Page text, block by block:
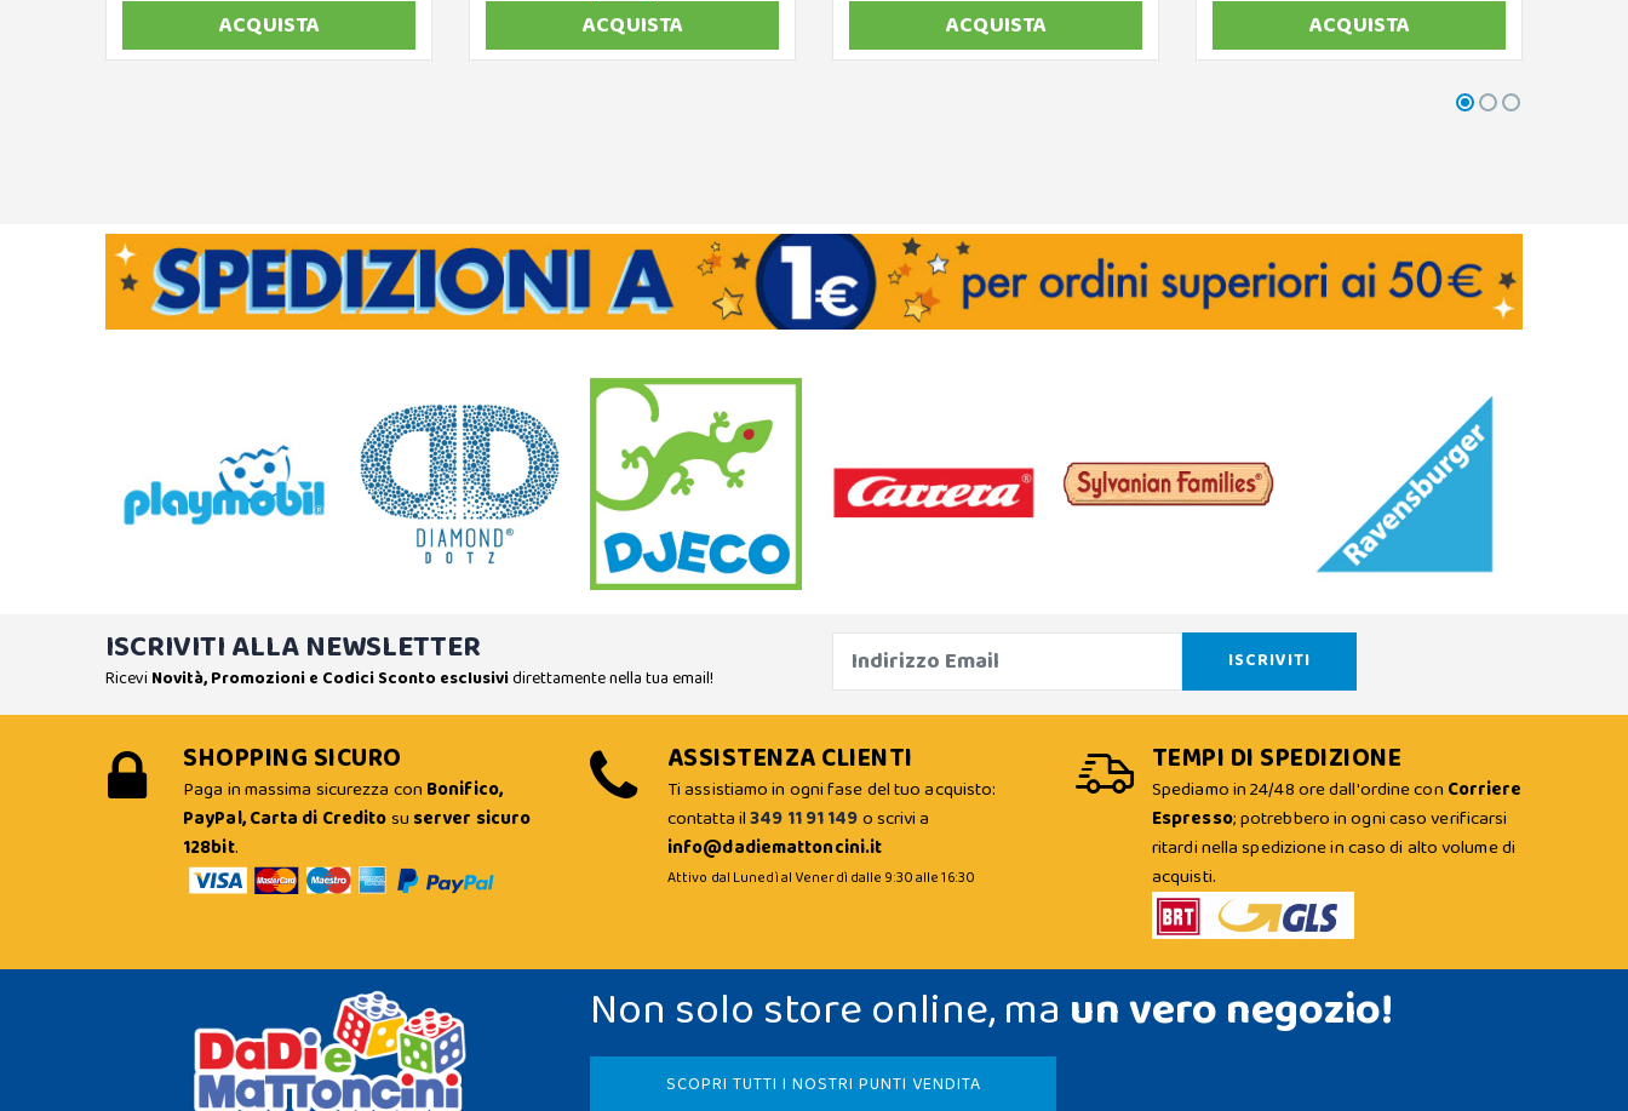
ACQUISTA ACQUISTA ACQUISTA ACQUISTA
ISCRIVITI ALLA NEWSLETTER
Ricevi Novità, Promozioni e Codici Sconto esclusividirettamente nella tua email!
SHOPPING SICURO
Paga in massima sicurezza con Bonifico,
PayPal, Carta di Creditosu server sicuro
128bit.
ASSISTENZA CLIENTI
Ti assistiamo in ogni fase del tuo acquisto:
contatta il349 11 91 149o scrivi a
info@dadiemattoncini.it
Attivo dal Lunedì al Venerdì dalle 9:30 alle 16:30
TEMPI DI SPEDIZIONE
Spediamo in 24/48 ore dall'ordine con Corriere
Espresso; potrebbero in ogni caso verificarsi
ritardi nella spedizione in caso di alto volume di
acquisti.
Non solo store online, ma un vero negozio!
SCOPRI TUTTI I NOSTRI PUNTI VENDITA